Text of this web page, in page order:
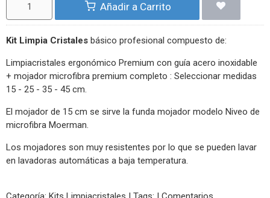
Añadir a Carrito
Kit Limpia Cristales básico profesional compuesto de:
Limpiacristales ergonómico Premium con guía acero inoxidable
+ mojador microfibra premium completo : Seleccionar medidas
15 - 25 - 35 - 45 cm.
El mojador de 15 cm se sirve la funda mojador modelo Niveo de
microfibra Moerman.
Los mojadores son muy resistentes por lo que se pueden lavar
en lavadoras automáticas a baja temperatura.